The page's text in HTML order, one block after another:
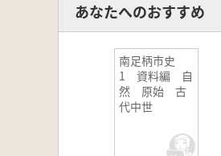
あなたへのおすすめ
南足柄市史
1 資料編 自
然 原始 古
代中世